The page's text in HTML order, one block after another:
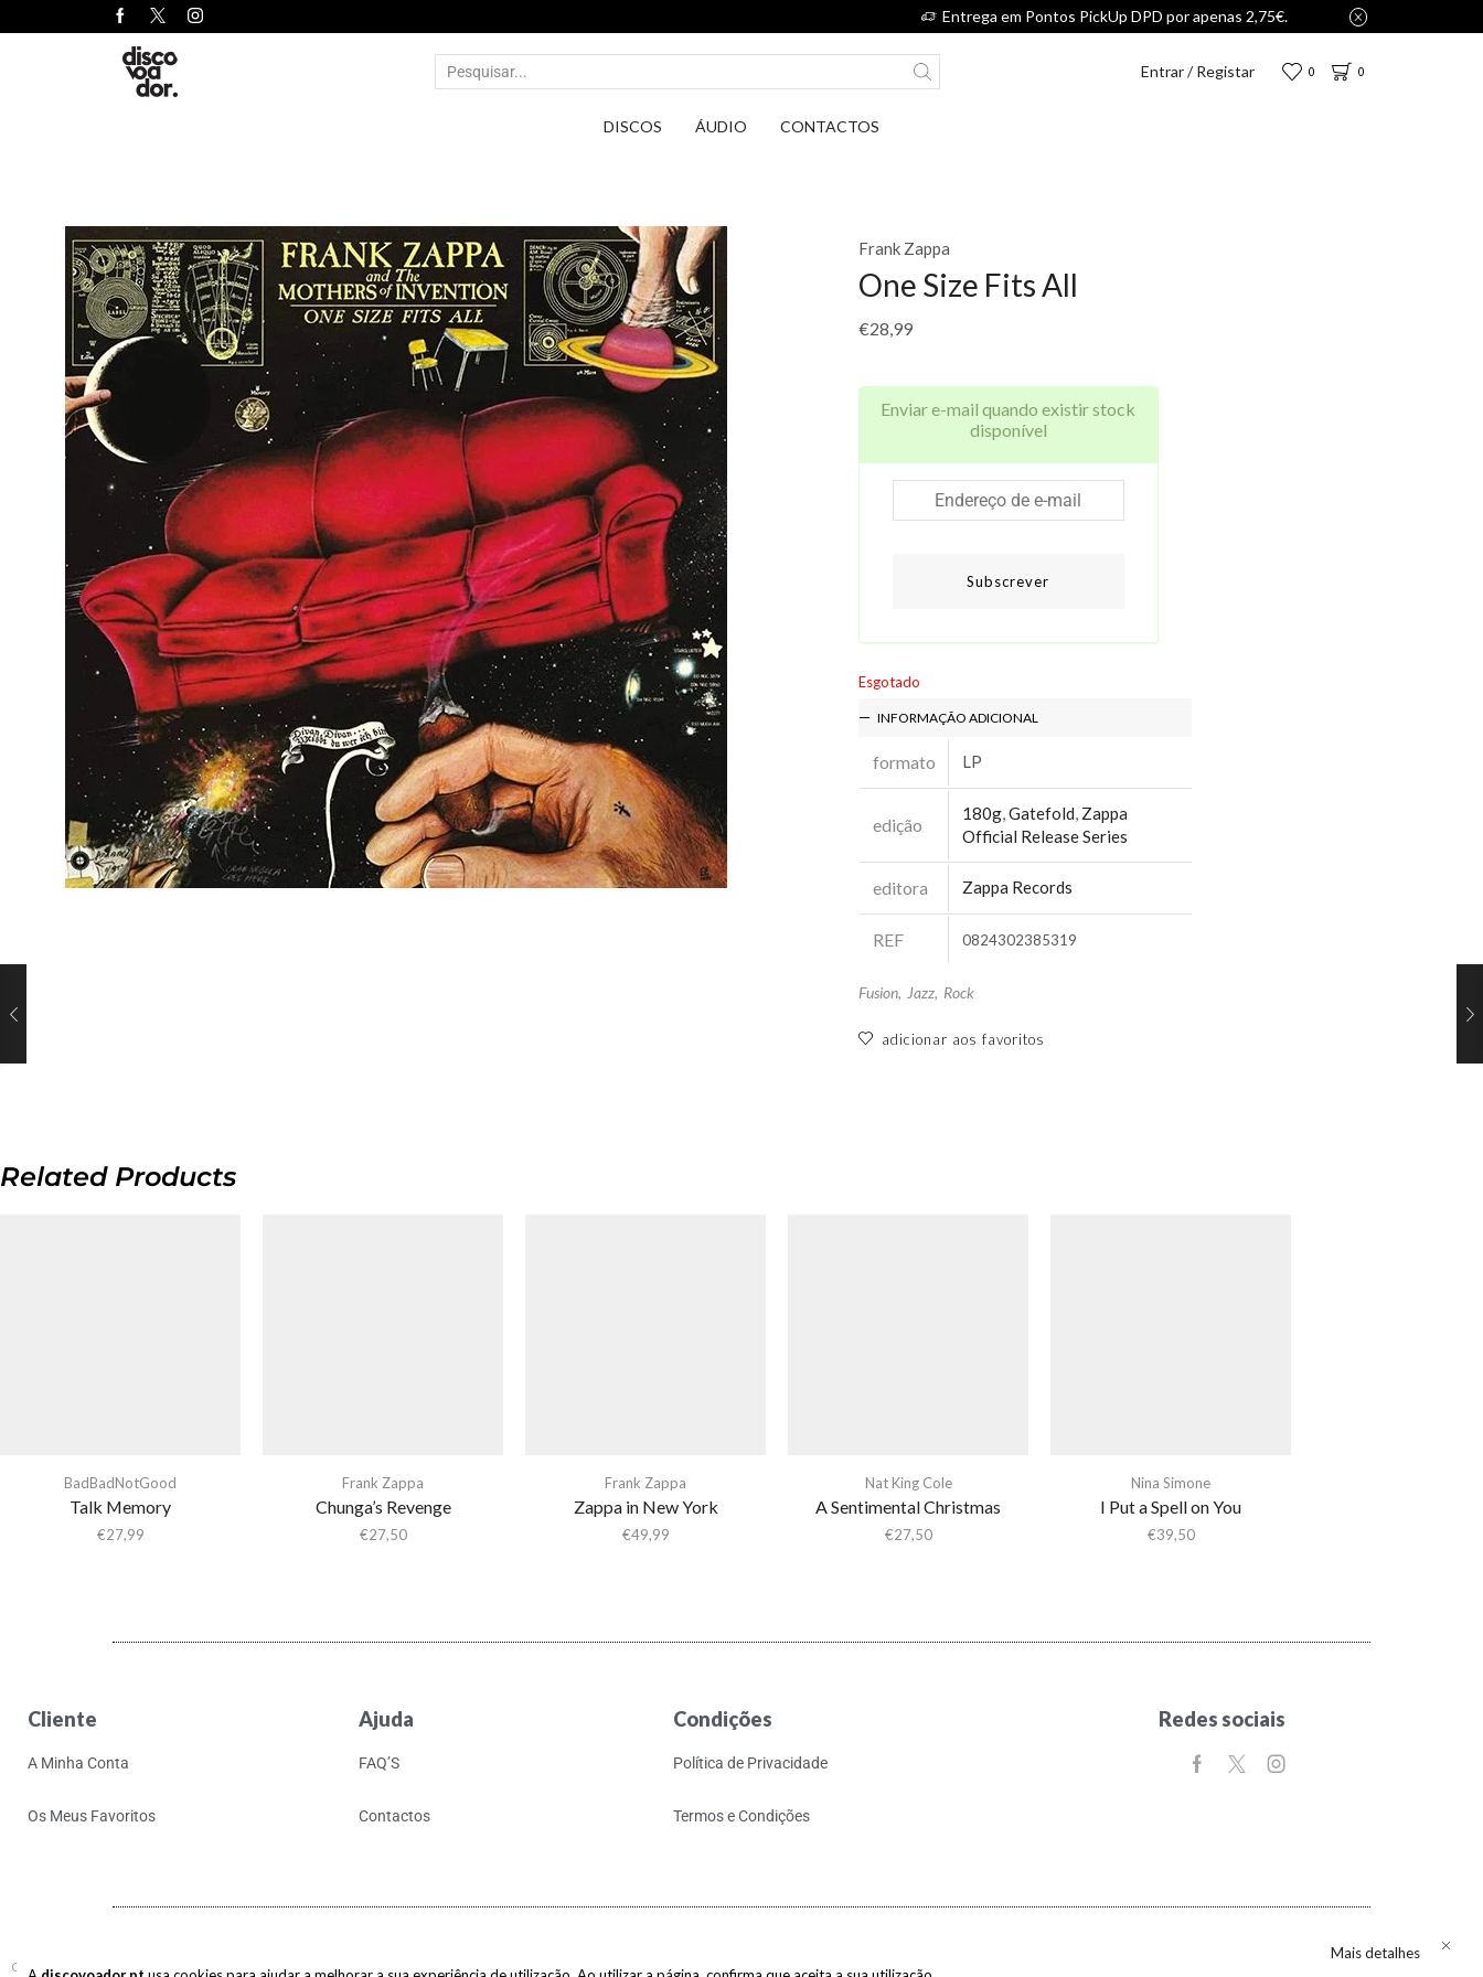
Entrega em Pontos PickUp DPD por apenas 2,75€.
Entrar / Registar 0 0
DISCOS ÁUDIO CONTACTOS
Frank Zappa
One Size Fits All
€28,99
Enviar e-mail quando existir stock
disponível
Subscrever
Esgotado
INFORMAÇÃO ADICIONAL
formato LP
edição
180g,Gatefold, Zappa
Official Release Series
editora Zappa Records
REF 0824302385319
Fusion, Jazz, Rock
adicionar aos favoritos
Related Products
BadBadNotGood
Talk Memory
€27,99
Frank Zappa
Chunga’s Revenge
€27,50
Frank Zappa
Zappa in New York
€49,99
Nat King Cole
A Sentimental Christmas
€27,50
Nina Simone
I Put a Spell on You
€39,50
Mais detalhes
Cliente
A Minha Conta
Os Meus Favoritos
Ajuda
FAQ’S
Contactos
Condições
Política de Privacidade
Termos e Condições
Redes sociais
Copyright © 2017-2026 discovoador. Todos os direitos reservados.